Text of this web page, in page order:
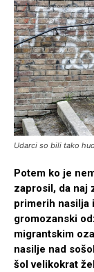
Udarci so bili tako
Potem ko je
zaprosil, da naj
primerih nasilja
gromozanski
migrantskim
nasilje nad
šol velikokrat